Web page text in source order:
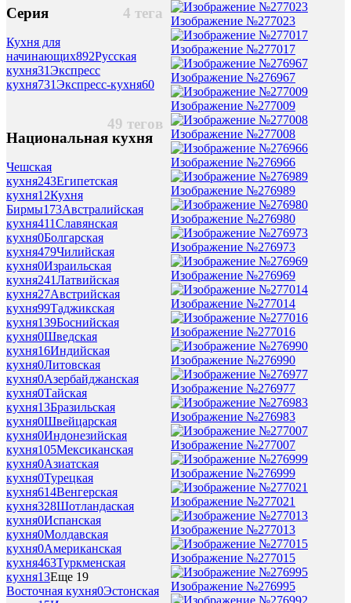
4 тега
Серия
Кухня для
начинающих892Русская
кухня31 Экспресс
кухня731 Экспресс-кухня60
49 тегов
Национальная кухня
Чешская
кухня243Египетская
кухня12Кухня
Бирмы173Австралийская
кухня411Славянская
кухня0Болгарская
кухня479Чилийская
кухня0Израильская
кухня241Латвийская
кухня27Австрийская
кухня99Таджикская
кухня139Боснийская
кухня0Шведская
кухня16Индийская
кухня0Литовская
кухня0Азербайджанская
кухня0Тайская
кухня13Бразильская
кухня0Швейцарская
кухня0Индонезийская
кухня105Мексиканская
кухня0Азиатская
кухня0Турецкая
кухня614Венгерская
кухня328Шотландаская
кухня0Испанская
кухня0Молдавская
кухня0Американская
кухня463Туркменская
кухня13Еще 19
Восточная кухня0Эстонская
Изображение №277023
Изображение №277017
Изображение №276967
Изображение №277009
Изображение №277008
Изображение №276966
Изображение №276989
Изображение №276980
Изображение №276973
Изображение №276969
Изображение №277014
Изображение №277016
Изображение №276990
Изображение №276977
Изображение №276983
Изображение №277007
Изображение №276999
Изображение №277021
Изображение №277013
Изображение №277015
Изображение №276995